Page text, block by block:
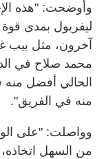
وأوضحت: "هذه
ليفربول بمدى
آخرون، مثل بيب
محمد صلاح في
الحالي أفضل منه
منه في الفريق".
وواصلت: "على
من السهل